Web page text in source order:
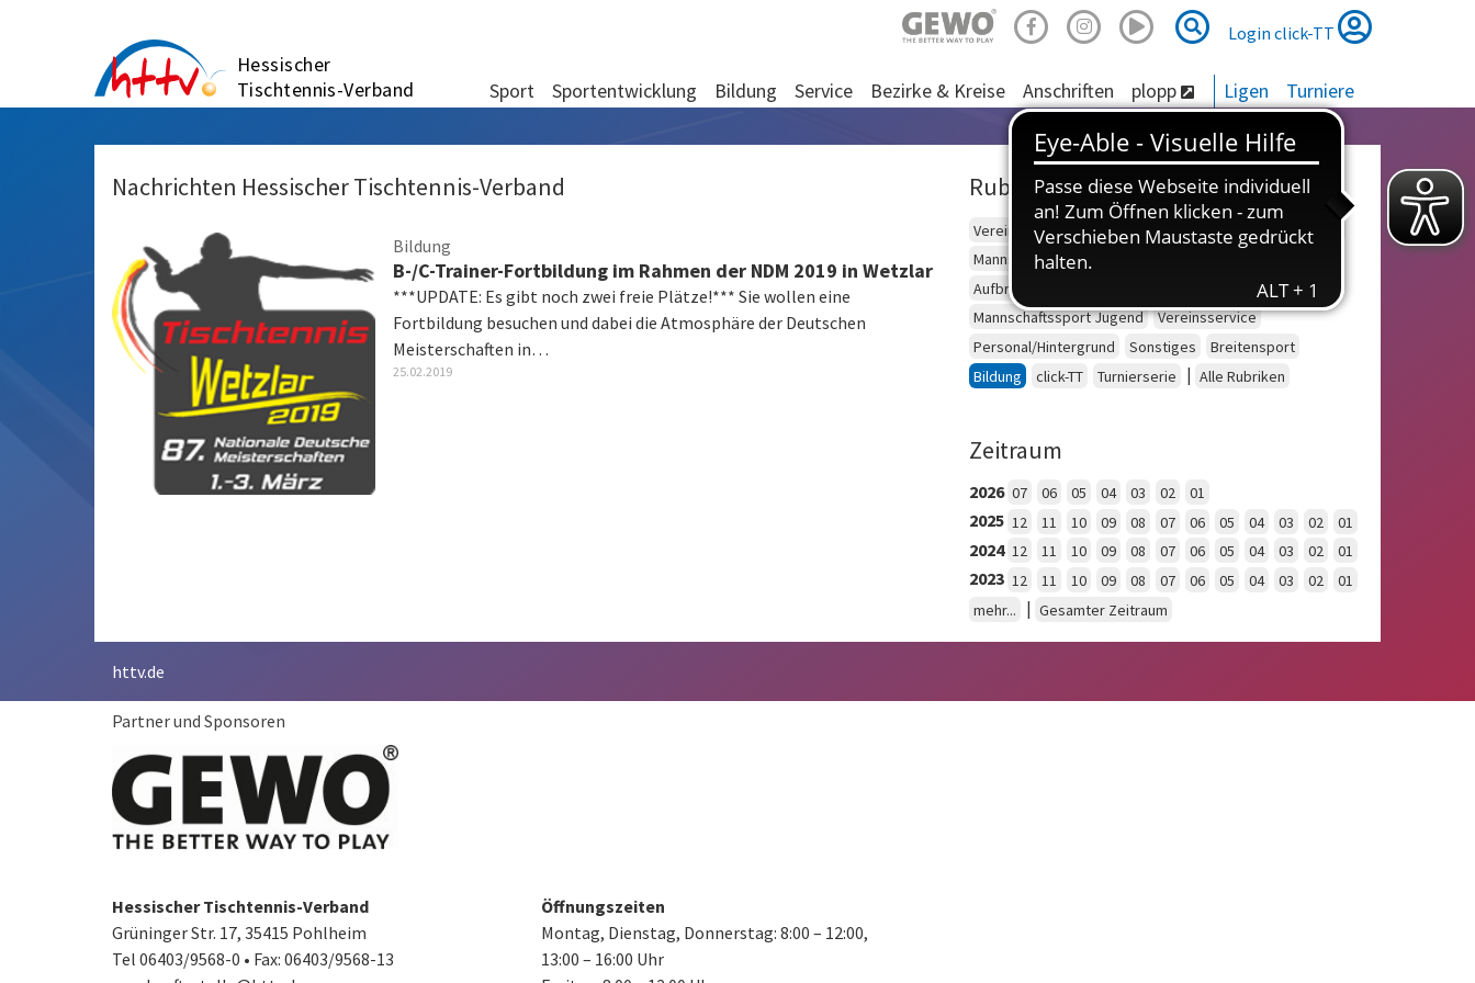
Hessischer
Tischtennis-Verband
Suche
Suche
Login click-TT
Sport Sportentwicklung Bildung Service Bezirke & Kreise Anschriften plopp Ligen Turniere
Nachrichten Hessischer Tischtennis-Verband
Bildung
B-/C-Trainer-Fortbildung im Rahmen der NDM 2019 in Wetzlar
***UPDATE: Es gibt noch zwei freie Plätze!*** Sie wollen eine
Fortbildung besuchen und dabei die Atmosphäre der Deutschen
Meisterschaften in…
25.02.2019
Rubriken
Vereinsberatung Schulsport
Einzelsport Erwachsene
Mannschaftssport Erwachsene
Aufbruch
Mannschaftssport Jugend
Vereinsservice
Personal/Hintergrund
Sonstiges
Breitensport
Bildung
click-TT Turnierserie | Alle Rubriken
Zeitraum
2026 07 06 05 04 03 02 01
2025 12 11 10 09 08 07 06 05 04 03 02 01
2024 12 11 10 09 08 07 06 05 04 03 02 01
2023 12 11 10 09 08 07 06 05 04 03 02
01
mehr...
| Gesamter Zeitraum
httv.de
Partner und Sponsoren
Hessischer Tischtennis-Verband
Grüninger Str. 17, 35415 Pohlheim
Tel 06403/9568-0 • Fax: 06403/9568-13
Öffnungszeiten
Montag, Dienstag, Donnerstag: 8:00 – 12:00,
13:00 – 16:00 Uhr